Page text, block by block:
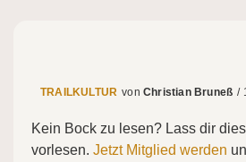
TRAILKULTUR Christian Bruneß /
Kein Bock zu lesen? Lass dir
vorlesen. Jetzt Mitglied werden